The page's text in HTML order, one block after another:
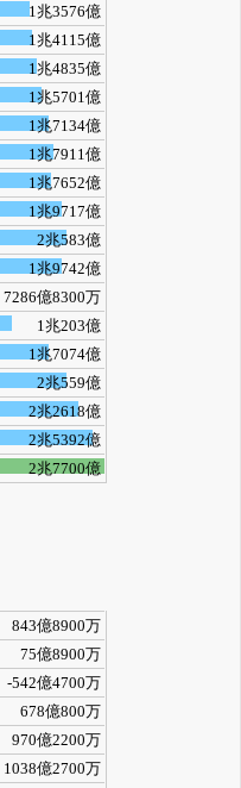
1兆3576億
1兆4115億
1兆4835億
1兆5701億
1兆7134億
1兆7911億
1兆7652億
1兆9717億
2兆583億
1兆9742億
7286億8300万
1兆203億
1兆7074億
2兆559億
2兆2618億
2兆5392億
2兆7700億
843億8900万
75億8900万
-542億4700万
678億800万
970億2200万
1038億2700万